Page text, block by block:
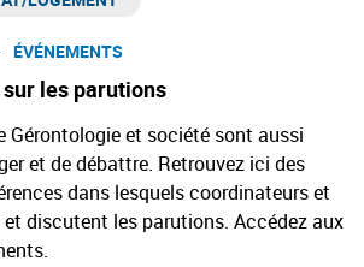
les parutions
ÉVÉNEMENTS
Gérontologie et société sont aussi
et de débattre. Retrouvez ici des
dans lesquels coordinateurs et
discutent les parutions. Accédez aux